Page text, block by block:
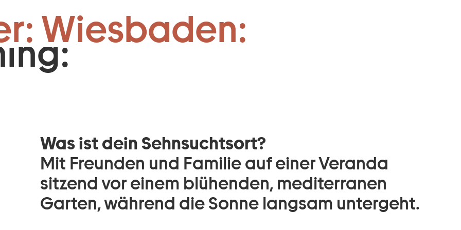
Zum Footer springen
Wiesbaden:
Was ist dein Sehnsuchtsort?
Mit Freunden und Familie auf einer Veranda
sitzend vor einem blühenden, mediterranen
Garten, während die Sonne langsam untergeht.